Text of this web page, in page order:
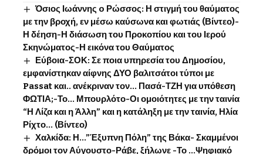
Όσιος Ιωάννης o Ρώσσος: Η στιγμή του θαύματος
με την βροχή, εν μέσω καύσωνα και φωτιάς (Βίντεο)-
Η δέηση-Η διάσωση του Προκοπίου και του Ιερού
Σκηνώματος-Η εικόνα του Θαύματος
Εύβοια-ΣΟΚ: Σε ποια υπηρεσία του Δημοσίου,
εμφανίστηκαν αίφνης ΔΥΟ βαλιτσάτοι τύποι με
Passat και.. ανέκριναν τον… Πασά-ΤΖΗ για υπόθεση
ΦΩΤΙΑ;-Το… Μπουρλότο-Οι ομοιότητες με την ταινία
“Η Λίζα και η Άλλη” και η κατάληξη με την ταινία, Ηλία
Ρίχτο… (Βίντεο)
Χαλκίδα: Η…”Έξυπνη Πόλη” της Βάκα- Σκαμμένοι
δρόμοι τον Αύγουστο-Ράβε, ξήλωνε -Το …Ψηφιακό